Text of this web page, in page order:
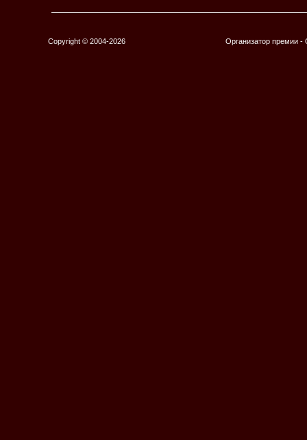
Copyright © 2004-2026 Организатор